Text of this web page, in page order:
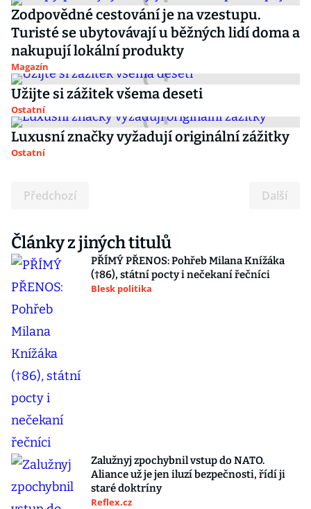
Zodpovědné cestování je na vzestupu.
Turisté se ubytovávají u běžných lidí doma a
nakupují lokální produkty
Magazín
Užijte si zážitek všema deseti
Ostatní
Luxusní značky vyžadují originální zážitky
Ostatní
Předchozí Další
Články z jiných titulů
PŘÍMÝ PŘENOS: Pohřeb Milana Knížáka
(†86), státní pocty i nečekaní řečníci
Blesk politika
Zalužnyj zpochybnil vstup do NATO.
Aliance už je jen iluzí bezpečnosti, řídí ji
staré doktríny
Reflex.cz